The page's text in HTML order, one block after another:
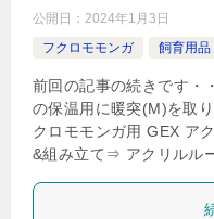
公開日： 2024年1月3日
フクロモモンガ
飼育用品
前回の記事の続きです・
の保温用に暖突(M)を取
クロモモンガ用 GEX ア
&組み立て⇒ アクリルル